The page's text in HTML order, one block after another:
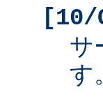
サ
す